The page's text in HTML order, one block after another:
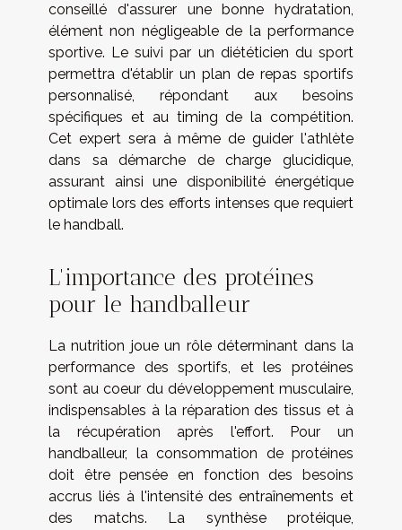
conseillé d'assurer une bonne hydratation,
élément non négligeable de la performance
sportive. Le suivi par un diététicien du sport
permettra d'établir un plan de repas sportifs
personnalisé, répondant aux besoins
spécifiques et au timing de la compétition.
Cet expert sera à même de guider l'athlète
dans sa démarche de charge glucidique,
assurant ainsi une disponibilité énergétique
optimale lors des efforts intenses que requiert
le handball.
L'importance des protéines
pour le handballeur
La nutrition joue un rôle déterminant dans la
performance des sportifs, et les protéines
sont au coeur du développement musculaire,
indispensables à la réparation des tissus et à
la récupération après l'effort. Pour un
handballeur, la consommation de protéines
doit être pensée en fonction des besoins
accrus liés à l'intensité des entraînements et
des matchs. La synthèse protéique,